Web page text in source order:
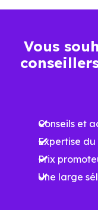
Vous
Conseils et
Expertise
Prix
Une large